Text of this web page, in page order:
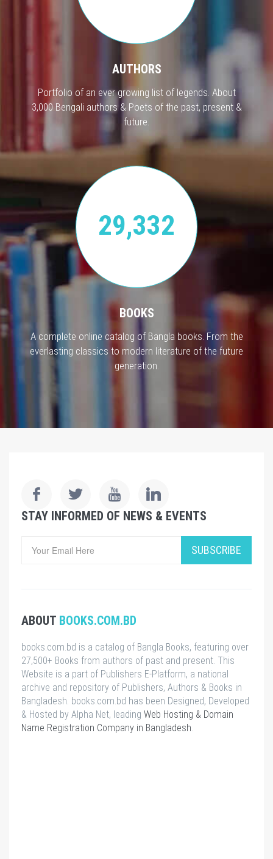
AUTHORS
Portfolio of an ever growing list of legends. About
3,000 Bengali authors & Poets of the past, present &
future.
29,332
BOOKS
A complete online catalog of Bangla books. From the
everlasting classics to modern literature of the future
generation.
STAY INFORMED OF NEWS & EVENTS
SUBSCRIBE
ABOUT BOOKS.COM.BD
books.com.bd is a catalog of Bangla Books, featuring over
27,500+ Books from authors of past and present. This
Website is a part of Publishers E-Platform, a national
archive and repository of Publishers, Authors & Books in
Bangladesh. books.com.bd has been Designed, Developed
& Hosted by Alpha Net, leading Web Hosting & Domain
Name Registration Company in Bangladesh.